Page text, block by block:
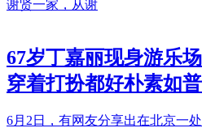
谢贤一家，从谢
67岁丁嘉丽现身游乐
穿着打扮都好朴素如
6月2日，有网友分享出在北京一